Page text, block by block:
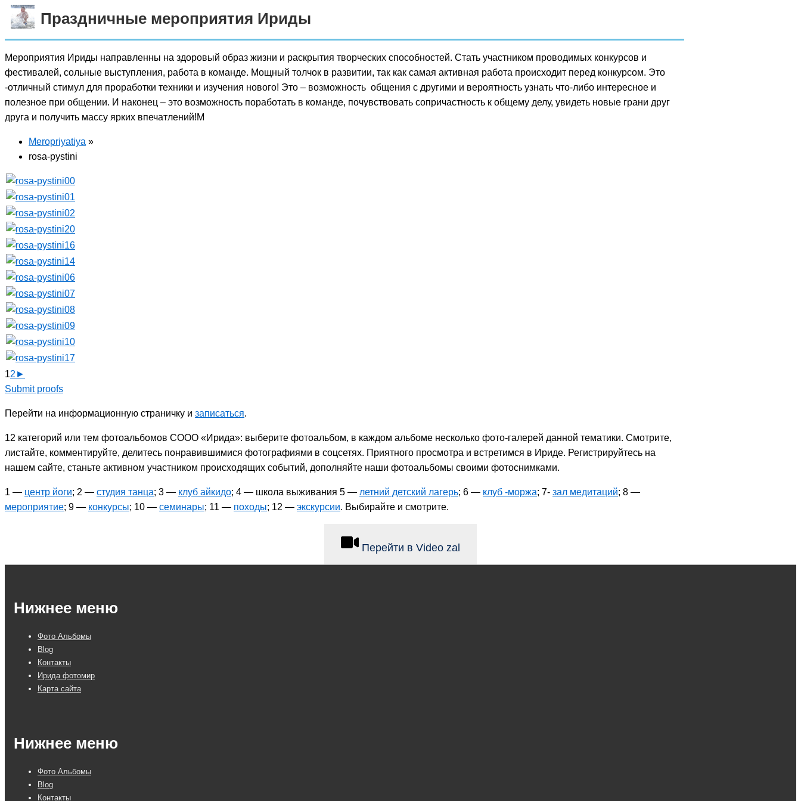
Праздничные мероприятия Ириды
Мероприятия Ириды направленны на здоровый образ жизни и раскрытия творческих способностей. Стать участником проводимых конкурсов и
фестивалей, сольные выступления, работа в команде. Мощный толчок в развитии, так как самая активная работа происходит перед конкурсом. Это
-отличный стимул для проработки техники и изучения нового! Это – возможность общения с другими и вероятность узнать что-либо интересное и
полезное при общении. И наконец – это возможность поработать в команде, почувствовать сопричастность к общему делу, увидеть новые грани друг
друга и получить массу ярких впечатлений!М
Meropriyatiya »
rosa-pystini
12 ►
Submit proofs
Перейти на информационную страничку и записаться.
12 категорий или тем фотоальбомов СООО «Ирида»: выберите фотоальбом, в каждом альбоме несколько фото-галерей данной тематики. Смотрите,
листайте, комментируйте, делитесь понравившимися фотографиями в соцсетях. Приятного просмотра и встретимся в Ириде. Регистрируйтесь на
нашем сайте, станьте активном участником происходящих событий, дополняйте наши фотоальбомы своими фотоснимками.
1 — центр йоги; 2 — студия танца; 3 — клуб айкидо; 4 — школа выживания 5 — летний детский лагерь; 6 — клуб -моржа; 7- зал медитаций; 8 —
мероприятие; 9 — конкурсы; 10 — семинары; 11 — походы; 12 — экскурсии. Выбирайте и смотрите.
Перейти в Video zal
Нижнее меню
Фото Альбомы
Blog
Контакты
Ирида фотомир
Карта сайта
Нижнее меню
Фото Альбомы
Blog
Контакты